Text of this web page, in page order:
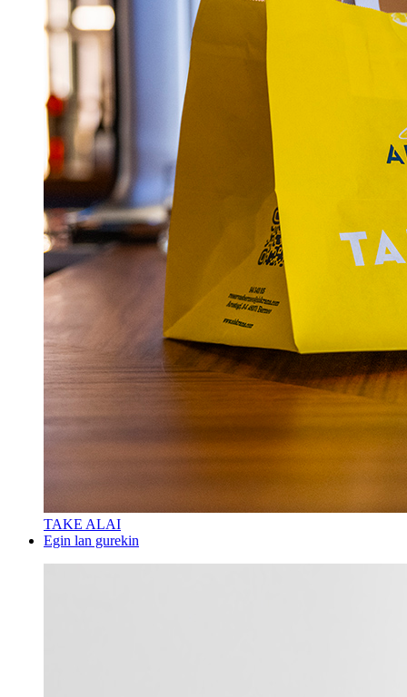
TAKE ALAI
Egin lan gurekin